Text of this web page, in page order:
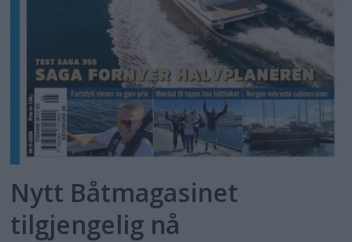
Nytt Båtmagasinet
tilgjengelig nå